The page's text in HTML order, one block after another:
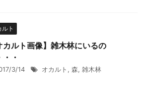
ルト
カルト画像】雑木林にいるの
・
3/14 オカルト , 森, 雑木林